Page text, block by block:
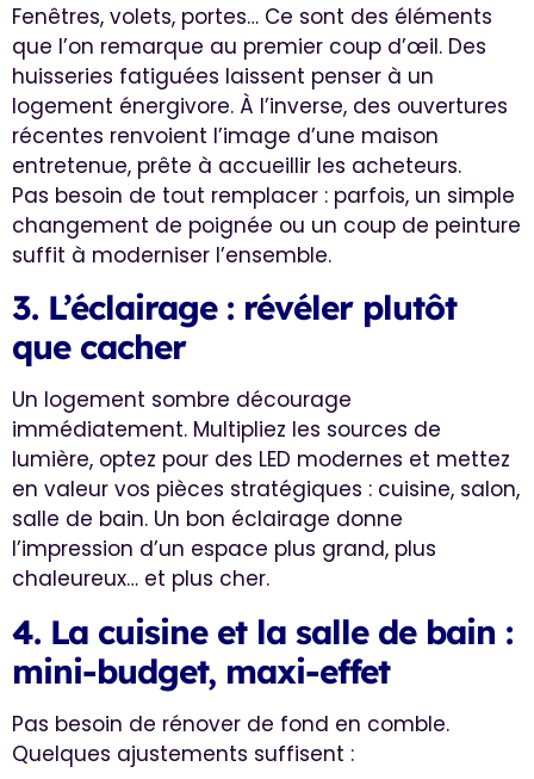
Fenêtres, volets, portes… Ce sont des éléments
que l’on remarque au premier coup d’œil. Des
huisseries fatiguées laissent penser à un
logement énergivore. À l’inverse, des ouvertures
récentes renvoient l’image d’une maison
entretenue, prête à accueillir les acheteurs.
Pas besoin de tout remplacer : parfois, un simple
changement de poignée ou un coup de peinture
suffit à moderniser l’ensemble.
3. L’éclairage : révéler plutôt
que cacher
Un logement sombre décourage
immédiatement. Multipliez les sources de
lumière, optez pour des LED modernes et mettez
en valeur vos pièces stratégiques : cuisine, salon,
salle de bain. Un bon éclairage donne
l’impression d’un espace plus grand, plus
chaleureux… et plus cher.
4. La cuisine et la salle de bain :
mini-budget, maxi-effet
Pas besoin de rénover de fond en comble.
Quelques ajustements suffisent :